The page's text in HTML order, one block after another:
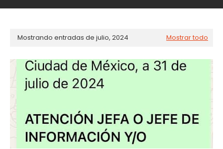
Mostrando entradas de julio, 2024 Mostrar todo